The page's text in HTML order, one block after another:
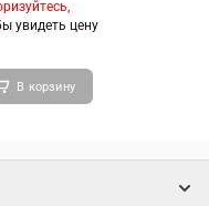
увидеть цену
В корзину